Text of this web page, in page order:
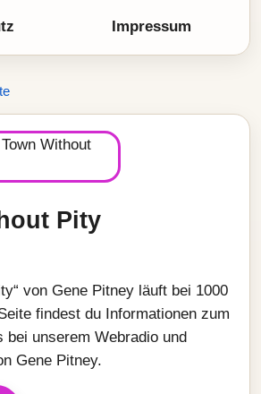
Impressum
Pity
von Gene Pitney läuft bei 1000
findest du Informationen zum
bei unserem Webradio und
Gene Pitney.